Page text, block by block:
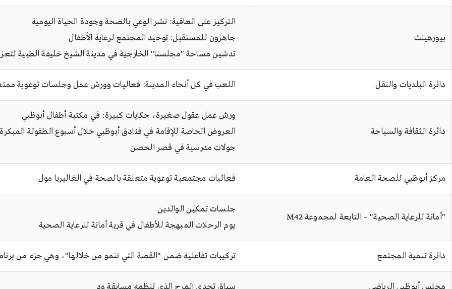
بيورهيلث
التركيز على العافية: نشر الوعي بالصحة وجودة الحياة اليومية
جاهزون للمستقبل: توحيد المجتمع لرعاية الأطفال
تدشين مساحة "مجلسنا" الخارجية في مدينة الشيخ خليفة الطبية
دائرة البلديات والنقل اللعب في كل أنحاء المدينة: فعاليات وورش عمل وجلسات توعوية
دائرة الثقافة والسياحة
ورش عمل عقول صغيرة، حكايات كبيرة: في مكتبة أطفال أبوظبي
العروض الخاصة للإقامة في فنادق أبوظبي خلال أسبوع الطفولة المبكرة
جولات مدرسية في قصر الحصن
مركز أبوظبي للصحة العامة فعاليات مجتمعية توعوية متعلقة بالصحة في الغاليريا مول
"أمانة للرعاية الصحية" – التابعة لمجموعة M42
جلسات تمكين الوالدين
يوم الرحلات المبهجة للأطفال في قرية أمانة للرعاية الصحية
دائرة تنمية المجتمع تركيبات تفاعلية ضمن "القصة التي ننمو من خلالها"، وهي جزء من
مجلس أبوظبي الرياضي سباق تحدي المرح الذي تنظمه مسابقة ود